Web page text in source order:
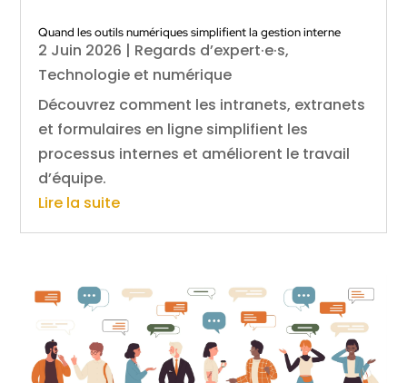
Quand les outils numériques simplifient la gestion interne
2 Juin 2026 | Regards d’expert·e·s,
Technologie et numérique
Découvrez comment les intranets, extranets
et formulaires en ligne simplifient les
processus internes et améliorent le travail
d’équipe.
Lire la suite